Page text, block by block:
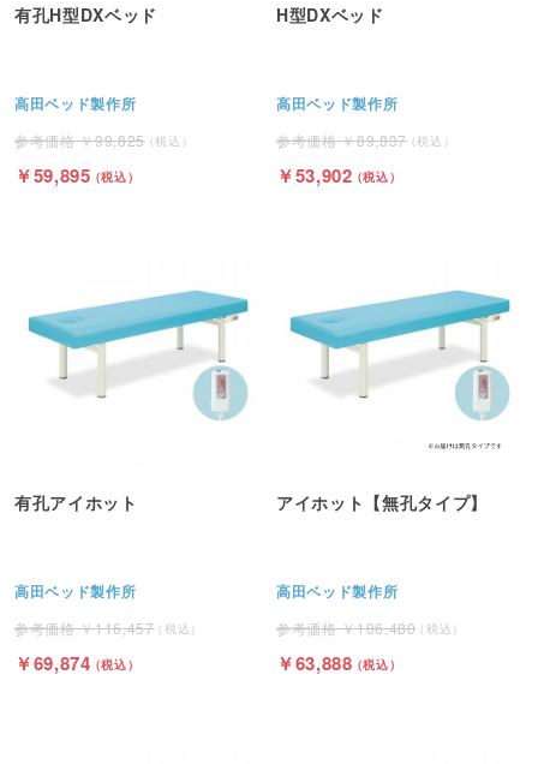
有孔H型DXベッド
高田ベッド製作所
99,825
59,895
H型DXベッド
高田ベッド製作所
89,837
53,902
有孔アイホット
高田ベッド製作所
116,457
69,874
アイホット【無孔タイプ】
高田ベッド製作所
106,480
63,888